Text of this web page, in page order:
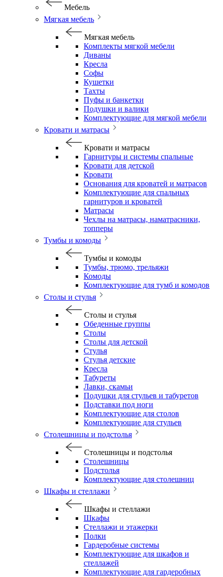
Мебель
Мягкая мебель
Мягкая мебель
Комплекты мягкой мебели
Диваны
Кресла
Софы
Кушетки
Тахты
Пуфы и банкетки
Подушки и валики
Комплектующие для мягкой мебели
Кровати и матрасы
Кровати и матрасы
Гарнитуры и системы спальные
Кровати для детской
Кровати
Основания для кроватей и матрасов
Комплектующие для спальных
гарнитуров и кроватей
Матрасы
Чехлы на матрасы, наматрасники,
топперы
Тумбы и комоды
Тумбы и комоды
Тумбы, трюмо, трельяжи
Комоды
Комплектующие для тумб и комодов
Столы и стулья
Столы и стулья
Обеденные группы
Столы
Столы для детской
Стулья
Стулья детские
Кресла
Табуреты
Лавки, скамьи
Подушки для стульев и табуретов
Подставки под ноги
Комплектующие для столов
Комплектующие для стульев
Столешницы и подстолья
Столешницы и подстолья
Столешницы
Подстолья
Комплектующие для столешниц
Шкафы и стеллажи
Шкафы и стеллажи
Шкафы
Стеллажи и этажерки
Полки
Гардеробные системы
Комплектующие для шкафов и
стеллажей
Комплектующие для гардеробных